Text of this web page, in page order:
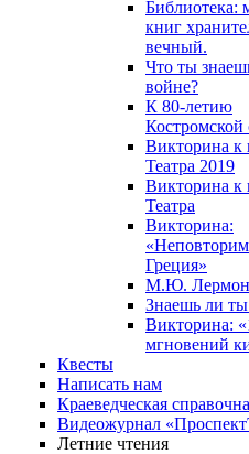
Библиотека:
книг
вечный.
Что ты
войне?
К 80-летию
Костромской
Викторина к
Театра 2019
Викторина к
Театра
Викторина:
Греция»
М.Ю.
Знаешь ли
Викторина:
мгновений
Квесты
Написать нам
Краеведческая
Видеожурнал
Летние чтения